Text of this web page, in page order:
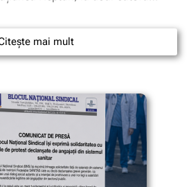
mai mult